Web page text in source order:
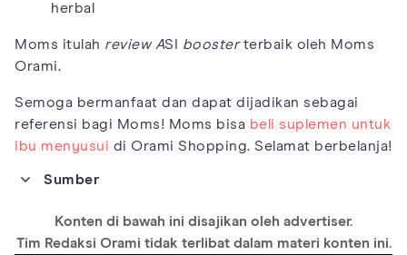
herbal
Moms itulah review ASI boosterterbaik oleh Moms
Orami.
Semoga bermanfaat dan dapat dijadikan sebagai
referensi bagi Moms! Moms bisa beli suplemen untuk
ibu menyusui di Orami Shopping. Selamat berbelanja!
Sumber
rbs.shtml
Konten di bawah ini disajikan oleh advertiser.
Tim Redaksi Orami tidak terlibat dalam materi konten ini.